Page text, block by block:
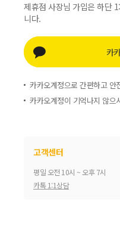
제휴점 사장님 가입은 하단
니다.
카
카카오계정으로 간편하고 안
카카오계정이 기억나지 않으
고객센터
평일 오전 10시 ~ 오후 7시
카톡 1:1상담